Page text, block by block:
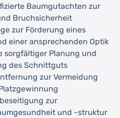
Baumgutachten zur
Bruchsicherheit
zur Förderung eines
einer ansprechenden Optik
sorgfältiger Planung und
des Schnittguts
zur Vermeidung
zur
und -struktur